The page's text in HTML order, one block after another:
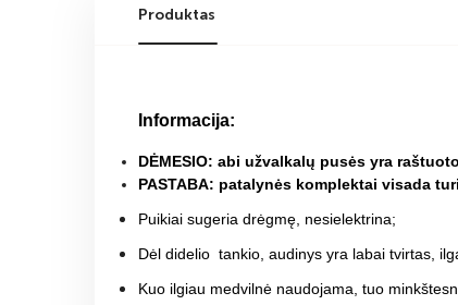
Produktas
Informacija:
DĖMESIO: abi užvalkalų pusės yra
PASTABA: patalynės komplektai visada
Puikiai sugeria drėgmę, nesielektrina;
Dėl didelio tankio, audinys yra labai tvirtas,
Kuo ilgiau medvilnė naudojama, tuo